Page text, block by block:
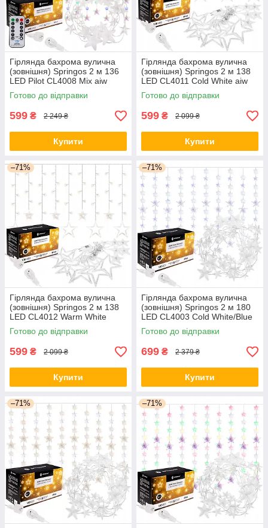
Гірлянда бахрома вулична
(зовнішня) Springos 2 м 136
LED Pilot CL4008 Mix aiw
якість
Готово до відправки
599 ₴ 2 249 ₴
Купити
Гірлянда бахрома вулична
(зовнішня) Springos 2 м 138
LED CL4011 Cold White aiw
якість
Готово до відправки
599 ₴ 2 099 ₴
Купити
–71%
Гірлянда бахрома вулична
(зовнішня) Springos 2 м 138
LED CL4012 Warm White
orig447
Готово до відправки
599 ₴ 2 099 ₴
Купити
–71%
Гірлянда бахрома вулична
(зовнішня) Springos 2 м 180
LED CL4003 Cold White/Blue
orig438
Готово до відправки
699 ₴ 2 379 ₴
Купити
–71% –71%